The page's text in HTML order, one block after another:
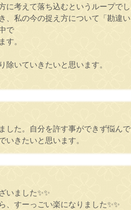
考えて落ち込むというループでし
、私の今の捉え方について「勘違
で
す。
除いていきたいと思います。
した。自分を許す事ができず悩ん
きたいと思います。
いました✨✨
、すーっごい楽になりました✨✨